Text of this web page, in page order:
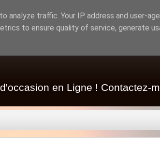
en Ligne ! Contactez-
analyze traffic. Your IP address and user-
to ensure quality of service, generate